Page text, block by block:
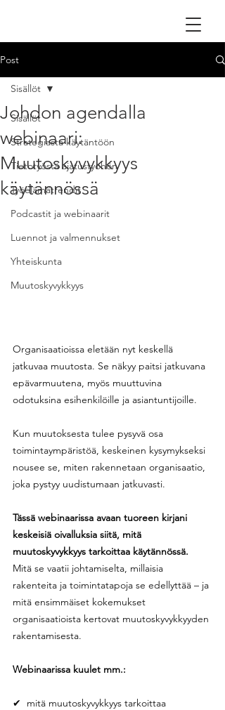
Post
Sisällöt
Strategiasta käytäntöön
Tietotyöstä ajatustyöhön
Työelämätrendit
Podcastit ja webinaarit
Luennot ja valmennukset
Yhteiskunta
Muutoskyvykkyys
Sisällöt
Johdon agendalla
webinaari:
Muutoskyvykkyys
käytännössä
Organisaatioissa eletään nyt keskellä
jatkuvaa muutosta. Se näkyy paitsi jatkuvana
epävarmuutena, myös muuttuvina
odotuksina esihenkilöille ja asiantuntijoille.
Kun muutoksesta tulee pysyvä osa
toimintaympäristöä, keskeinen kysymykseksi
nousee se, miten rakennetaan organisaatio,
joka pystyy uudistumaan jatkuvasti.
Tässä webinaarissa avaan tuoreen kirjani
keskeisiä oivalluksia siitä, mitä
muutoskyvykkyys tarkoittaa käytännössä.
Mitä se vaatii johtamiselta, millaisia
rakenteita ja toimintatapoja se edellyttää – ja
mitä ensimmäiset kokemukset
organisaatioista kertovat muutoskyvykkyyden
rakentamisesta.
Webinaarissa kuulet mm.:
✔  mitä muutoskyvykkyys tarkoittaa